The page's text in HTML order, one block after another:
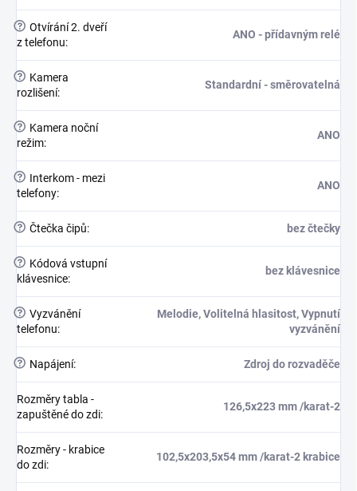
? Otvírání 2. dveří
z telefonu:
ANO - přídavným relé
?
Kamera
rozlišení:
Standardní - směrovatelná
?
Kamera noční
režim:
ANO
?
Interkom - mezi
telefony:
ANO
? Čtečka čipů: bez čtečky
?
Kódová vstupní
klávesnice:
bez klávesnice
? Vyzvánění
telefonu:
Melodie, Volitelná hlasitost, Vypnutí
vyzvánění
? Napájení: Zdroj do rozvaděče
Rozměry tabla -
zapuštěné do zdi:
126,5x223 mm /karat-2
Rozměry - krabice
do zdi:
102,5x203,5x54 mm /karat-2 krabice